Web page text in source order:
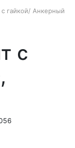
гайкой/ Анкерный
с